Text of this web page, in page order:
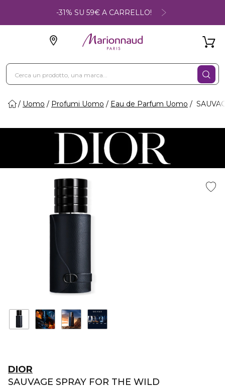
-31% SU 59€ A CARRELLO!
Uomo Profumi Uomo Eau de Parfum Uomo
DIOR
SAUVAGE SPRAY FOR THE WILD